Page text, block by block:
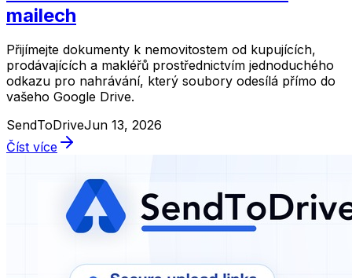
mailech
Přijímejte dokumenty k nemovitostem od kupujících,
prodávajících a makléřů prostřednictvím jednoduchého
odkazu pro nahrávání, který soubory odesílá přímo do
vašeho Google Drive.
SendToDriveJun 13, 2026
Číst více